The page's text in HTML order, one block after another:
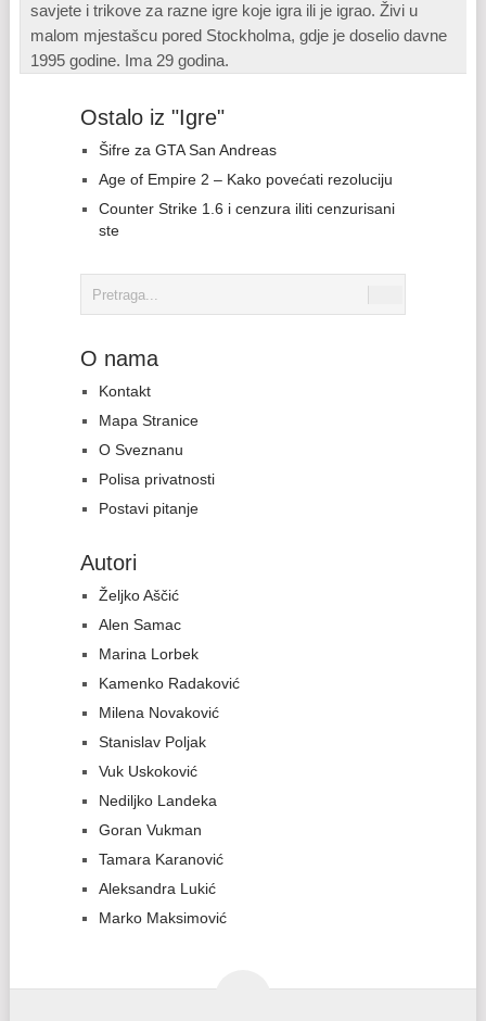
savjete i trikove za razne igre koje igra ili je igrao. Živi u
malom mjestašcu pored Stockholma, gdje je doselio davne
1995 godine. Ima 29 godina.
Ostalo iz "Igre"
Šifre za GTA San Andreas
Age of Empire 2 – Kako povećati rezoluciju
Counter Strike 1.6 i cenzura iliti cenzurisani
ste
O nama
Kontakt
Mapa Stranice
O Sveznanu
Polisa privatnosti
Postavi pitanje
Autori
Željko Aščić
Alen Samac
Marina Lorbek
Kamenko Radaković
Milena Novaković
Stanislav Poljak
Vuk Uskoković
Nediljko Landeka
Goran Vukman
Tamara Karanović
Aleksandra Lukić
Marko Maksimović